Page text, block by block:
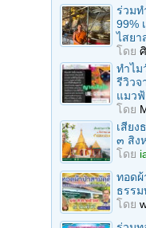
ร่วม
99%
ไสยา
โดย
ทำไม
รีวิวจ
แมว
โดย
เสีย
๓ สิง
โดย
ทอดผ้
ธรร
โดย